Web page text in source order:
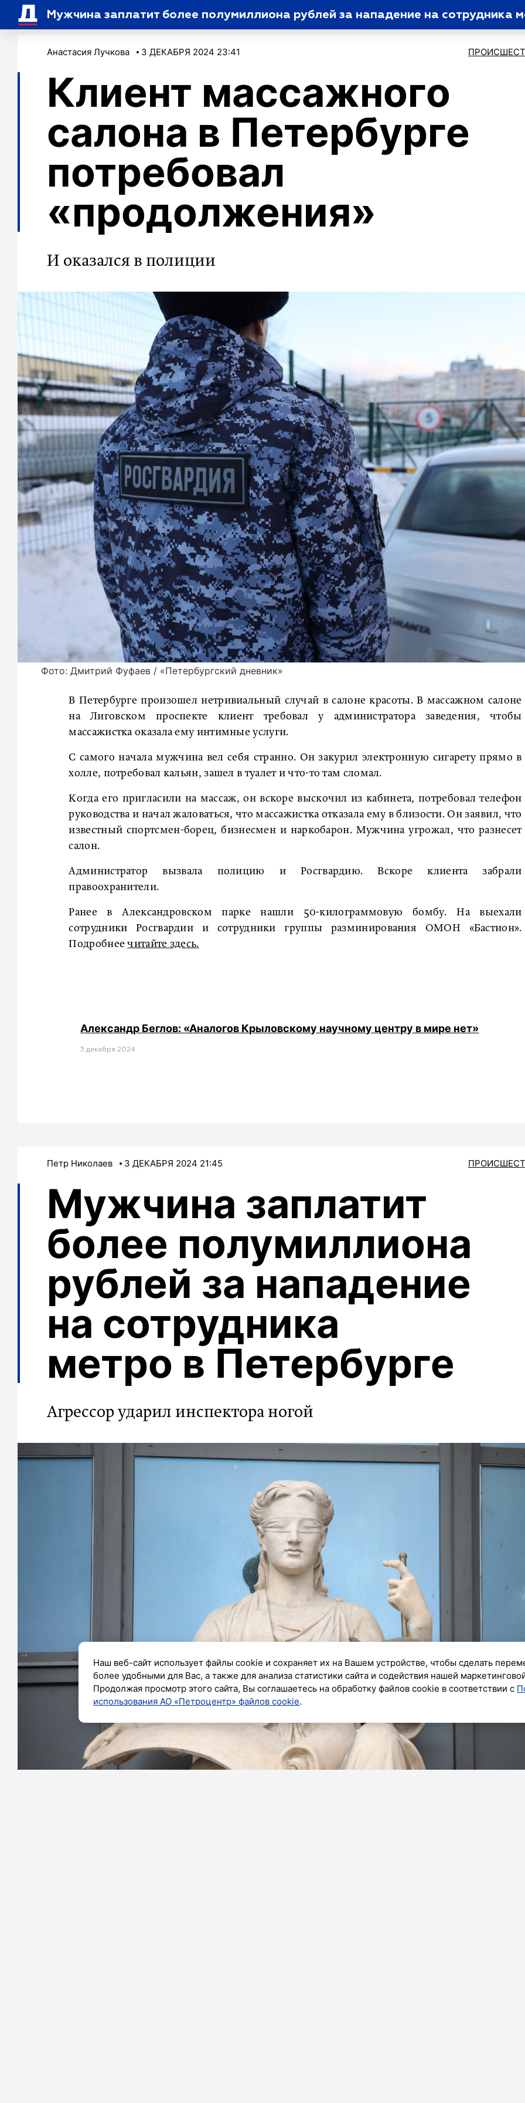
Мужчина заплатит более полумиллиона рублей за нападение на сотрудника
Анастасия Лучкова 3 ДЕКАБРЯ 2024 23:41
Клиент массажного
салона в Петербурге
потребовал
«продолжения»
И оказался в полиции
Фото: Дмитрий Фуфаев / «Петербургский дневник»
В Петербурге произошел нетривиальный случай в салоне красоты. В массажном салоне
на Лиговском проспекте клиент требовал у администратора заведения, чтобы
массажистка оказала ему интимные услуги.
С самого начала мужчина вел себя странно. Он закурил электронную сигарету прямо в
холле, потребовал кальян, зашел в туалет и что-то там сломал.
Когда его пригласили на массаж, он вскоре выскочил из кабинета, потребовал телефон
руководства и начал жаловаться, что массажистка отказала ему в близости. Он заявил, что
известный спортсмен-борец, бизнесмен и наркобарон. Мужчина угрожал, что разнесет
салон.
Администратор вызвала полицию и Росгвардию. Вскоре клиента забрали
правоохранители.
Ранее в Александровском парке нашли 50-килограммовую бомбу. На выехали
сотрудники Росгвардии и сотрудники группы разминирования ОМОН «Бастион».
Подробнеечитайте здесь.
Александр Беглов: «Аналогов Крыловскому научному центру в мире нет»
3 декабря 2024
Петр Николаев 3 ДЕКАБРЯ 2024 21:45
Мужчина заплатит
более полумиллиона
рублей за нападение
на сотрудника
метро в Петербурге
Агрессор ударил инспектора ногой
Наш веб-сайт использует файлы cookie и сохраняет их на Вашем устройстве, чтобы сделать
более удобными для Вас, а также для анализа статистики сайта и содействия нашей
Продолжая просмотр этого сайта, Вы соглашаетесь на обработку файлов cookie в соответствии с
использования АО «Петроцентр» файлов cookie.